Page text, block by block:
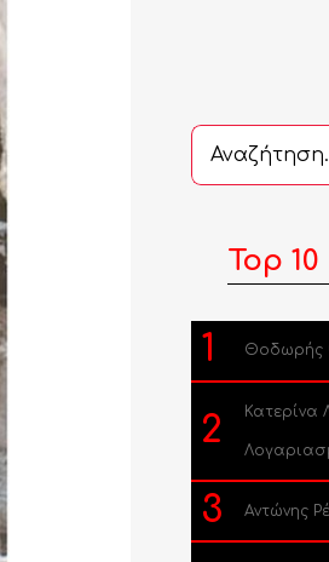
Αναζήτηση
...
Top 10
1 Θοδωρής
2 Κατερίνα
3 Αντώνης